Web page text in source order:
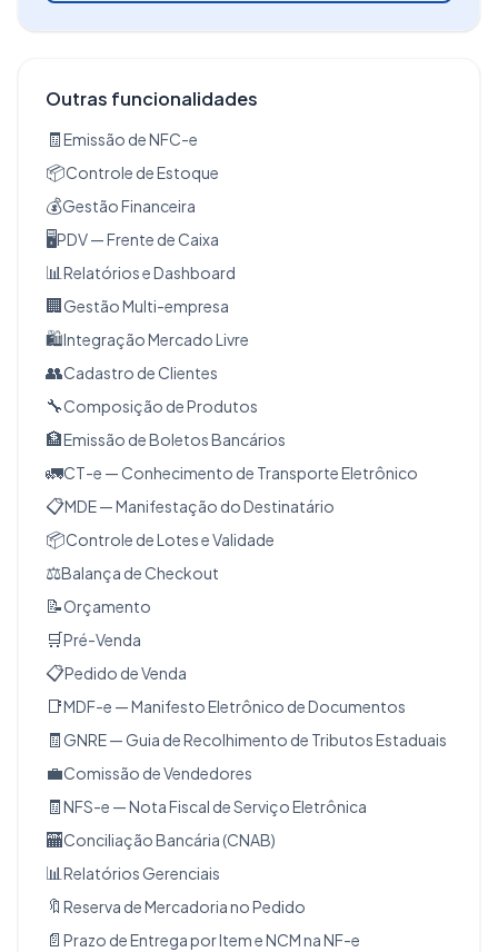
Outras funcionalidades
🧾Emissão de NFC-e
📦Controle de Estoque
💰Gestão Financeira
🖥️PDV — Frente de Caixa
📊 Relatórios e Dashboard
🏢Gestão Multi-empresa
🛍️Integração Mercado Livre
👥Cadastro de Clientes
🔧Composição de Produtos
🏦Emissão de Boletos Bancários
🚛CT-e — Conhecimento de Transporte Eletrônico
📋MDE — Manifestação do Destinatário
📦Controle de Lotes e Validade
⚖️Balança de Checkout
📝Orçamento
🛒Pré-Venda
📋Pedido de Venda
📑MDF-e — Manifesto Eletrônico de Documentos
🧾GNRE — Guia de Recolhimento de Tributos Estaduais
💼Comissão de Vendedores
🧾NFS-e — Nota Fiscal de Serviço Eletrônica
🏧Conciliação Bancária (CNAB)
📊 Relatórios Gerenciais
🔖 Reserva de Mercadoria no Pedido
📄 Prazo de Entrega por Item e NCM na NF-e